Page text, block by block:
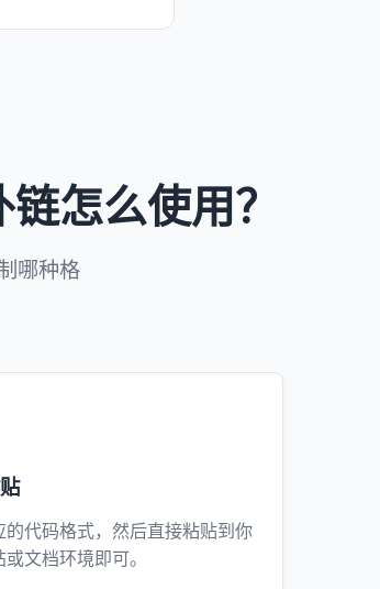
怎么使用？
哪种格
的代码格式，然后直接粘贴到你
文档环境即可。